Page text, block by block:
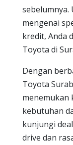
mengenai
kredit, Anda
Toyota di
Dengan
Toyota
menemukan
kebutuhan
kunjungi
drive dan